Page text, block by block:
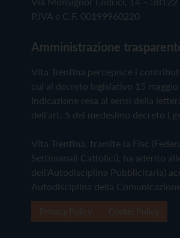
P.IVA e C.F. 00199960220
Amministrazione
Vita Trentina percepisce i
cui al decreto legislativo 15 maggio
Indicazione resa ai sensi della
dell'art. 5 del medesimo decreto Lgs.
Vita Trentina, tramite la Fisc
Settimanali Cattolici), ha aderito
dell'Autodisciplina Pubblicitaria)
Autodisciplina della